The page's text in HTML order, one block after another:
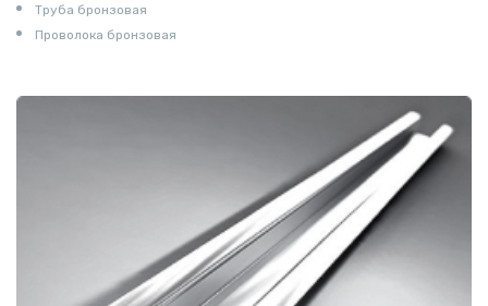
Труба бронзовая
Проволока бронзовая